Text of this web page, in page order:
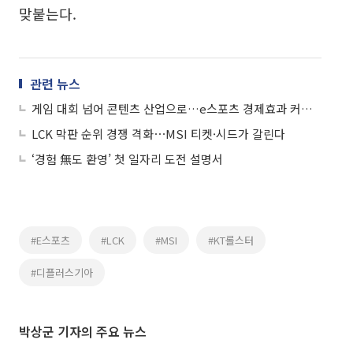
맞붙는다.
관련 뉴스
게임 대회 넘어 콘텐츠 산업으로…e스포츠 경제효과 커진다
LCK 막판 순위 경쟁 격화⋯MSI 티켓·시드가 갈린다
‘경험 無도 환영’ 첫 일자리 도전 설명서
#E스포츠 #LCK #MSI #KT롤스터
#디플러스기아
박상군 기자의 주요 뉴스